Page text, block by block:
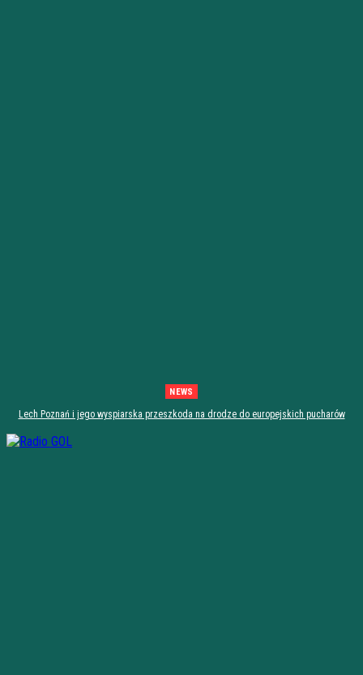
NEWS
Lech Poznań i jego wyspiarska przeszkoda na drodze do europejskich pucharów